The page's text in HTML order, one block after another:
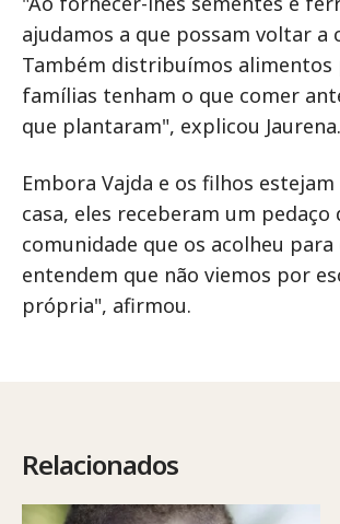
ajudamos a que possam voltar a
Também distribuímos alimentos
famílias tenham o que comer
que plantaram", explicou Jaurena.
Embora Vajda e os filhos
casa, eles receberam um pedaço
comunidade que os acolheu para
entendem que não viemos por
própria", afirmou.
Relacionados